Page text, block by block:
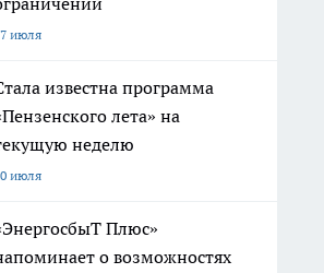
июля
известна программа
лета» на
неделю
июля
Плюс»
о возможностях